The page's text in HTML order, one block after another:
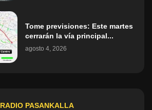
Tome previsiones: Este martes
cerrarán la vía principal...
agosto 4, 2026
RADIO PASANKALLA